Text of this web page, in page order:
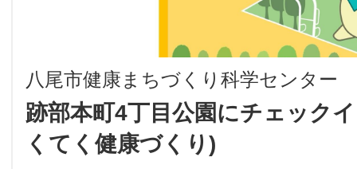
⼋尾市健康まちづくり科学センター
跡部本町4丁目公園にチェック
くてく健康づくり)
LINE
SMS
地域に導入を